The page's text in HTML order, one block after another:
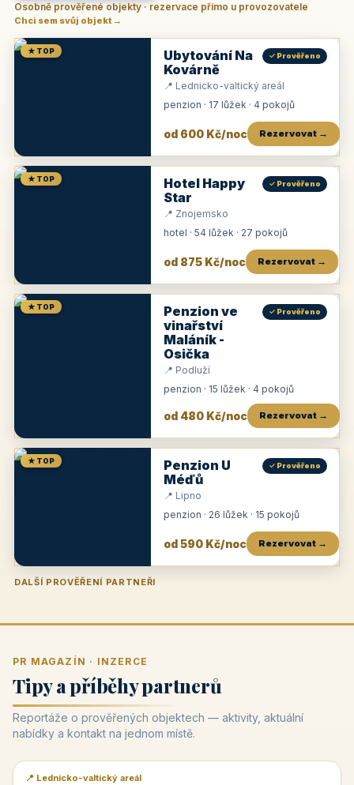
Osobně prověřené objekty · rezervace přímo u provozovatele
Chci sem svůj objekt →
★ TOP
Ubytování Na
Kovárně
✓ Prověřeno
📍 Lednicko-valtický areál
penzion · 17 lůžek · 4 pokojů
od 600 Kč/noc Rezervovat →
★ TOP
Hotel Happy
Star
✓ Prověřeno
📍 Znojemsko
hotel · 54 lůžek · 27 pokojů
od 875 Kč/noc Rezervovat →
★ TOP
Penzion ve
vinařství
Maláník -
Osička
✓ Prověřeno
📍 Podluží
penzion · 15 lůžek · 4 pokojů
od 480 Kč/noc Rezervovat →
★ TOP
Penzion U
Méďů
✓ Prověřeno
📍 Lipno
penzion · 26 lůžek · 15 pokojů
od 590 Kč/noc Rezervovat →
DALŠÍ PROVĚŘENÍ PARTNEŘI
Penzion U Zámku Pension Faber
PR MAGAZÍN · INZERCE
Tipy a příběhy partnerů
Reportáže o prověřených objektech — aktivity, aktuální
nabídky a kontakt na jednom místě.
📰 PR článek
📍 Lednicko-valtický areál